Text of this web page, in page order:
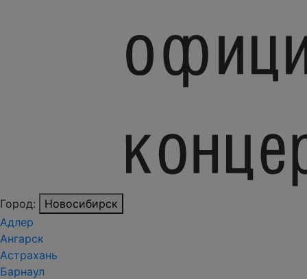
Город:
Новосибирск
Адлер
Ангарск
Астрахань
Барнаул